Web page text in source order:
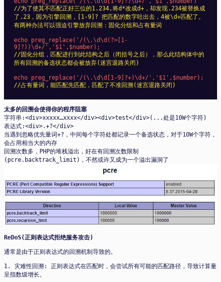
//为了使其不匹配正好三位的1.234,将d*改成d+，却发现.234被替换成
了.23，因为引擎回溯，[1-9]? 把匹配的数字吐出去，4被\d+匹配了。
有两种办法可以强迫引擎放弃回溯：固化分组和占有量词
echo preg_replace('/(\.\d\d(?>[1-
//固化分组，匹配进行到此结构之后（闭括号之后），那么此结构体中的
所有回溯的备选状态都会被放弃(迷宫退路关闭)
//占有量词，能匹配先匹配，匹配了不准回溯(迷宫退路关闭)
太多的回溯会使得你的程序阻塞
字符串:<div>xxxxx…xxxx</div><div>test</div>(...处是10W个字符)
表达式:<div>.+?</div>
当遇到忽略优先量词+?，中间每个字符处都记录一个备选状态，对于10W个字符，
会占用相当大的内存
回溯次数多，PHP的堆栈溢出，好在有回溯次数限制
(pcre.backtrack_limit)，不然或许又成为一个溢出漏洞了
ReDoS(正则表达式拒绝服务攻击)
通常是由于正则表达式的回溯机制导致的。
1. 灾难性回溯: 正则表达式在匹配时，会尝试所有可能的匹配路径，导致计算量
呈指数级增长。